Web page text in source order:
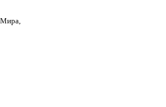
Мира,